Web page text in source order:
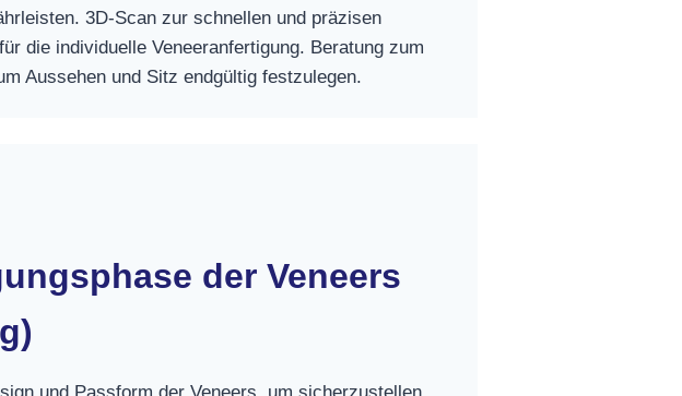
3D-Scan zur schnellen und präzisen
die individuelle Veneeranfertigung. Beratung zum
Aussehen und Sitz endgültig festzulegen.
der Veneers